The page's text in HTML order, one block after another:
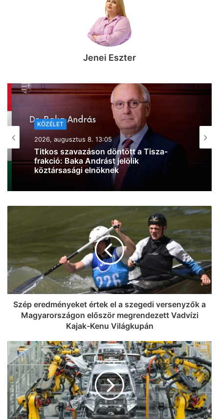
Jenei Eszter
KÖZÉLET
2026, augusztus 8. 10:44
Kiderült, mire költi a kormány a 6000
milliárd forint európai uniós forrást
Szép eredményeket értek el a szegedi versenyzők a
Magyarországon először megrendezett Vadvízi
Kajak-Kenu Világkupán